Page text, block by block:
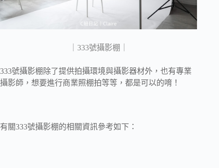
｜333號攝影棚｜
333號攝影棚除了提供拍攝環境與攝影器材外，也有專業
攝影師，想要進行商業照棚拍等等，都是可以的唷！
有關333號攝影棚的相關資訊參考如下：